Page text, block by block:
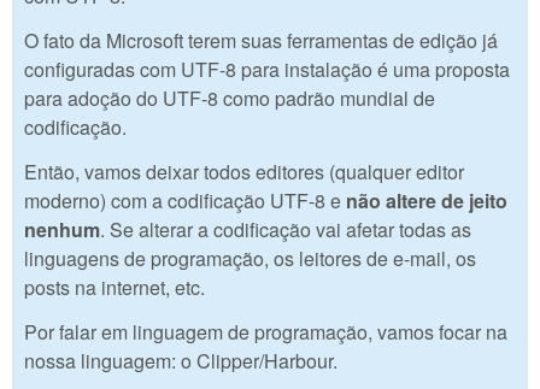
O fato da Microsoft terem suas ferramentas de edição já
configuradas com UTF-8 para instalação é uma proposta
para adoção do UTF-8 como padrão mundial de
codificação.
Então, vamos deixar todos editores (qualquer editor
moderno) com a codificação UTF-8 e não altere de jeito
nenhum. Se alterar a codificação vai afetar todas as
linguagens de programação, os leitores de e-mail, os
posts na internet, etc.
Por falar em linguagem de programação, vamos focar na
nossa linguagem: o Clipper/Harbour.